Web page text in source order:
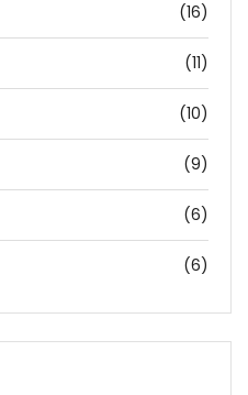
(16)
(11)
(10)
(9)
(6)
(6)